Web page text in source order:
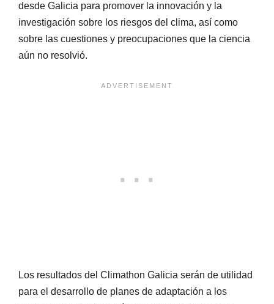
desde Galicia para promover la innovación y la
investigación sobre los riesgos del clima, así como
sobre las cuestiones y preocupaciones que la ciencia
aún no resolvió.
Los resultados del Climathon Galicia serán de utilidad
para el desarrollo de planes de adaptación a los